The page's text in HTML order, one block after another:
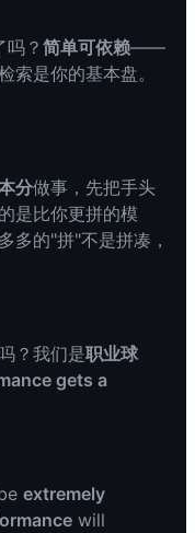
吗？ 简单可依赖——
索是你的基本盘。
分做事，先把手头
是比你更拼的模
多的"拼"不是拼凑，
？我们是职业球
gets a
extremely
will